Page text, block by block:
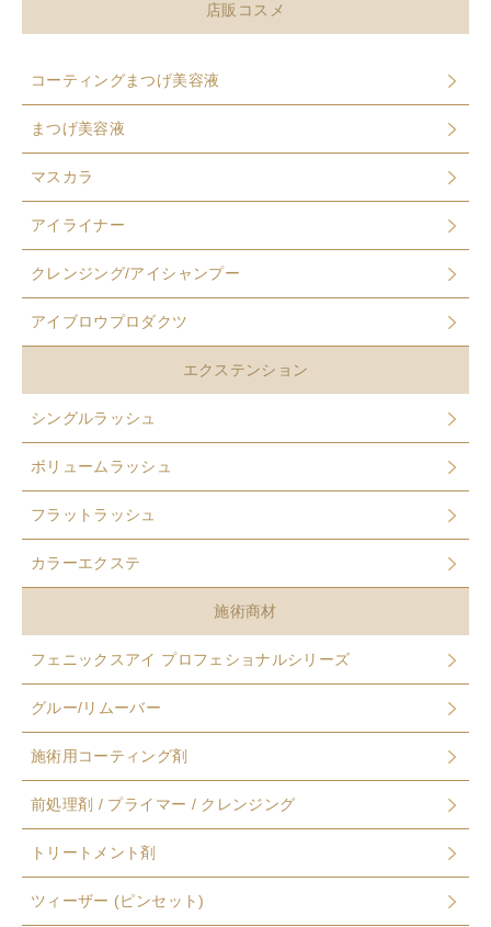
店販コスメ
コーティングまつげ美容液
まつげ美容液
マスカラ
アイライナー
クレンジング/アイシャンプー
アイブロウプロダクツ
エクステンション
シングルラッシュ
ボリュームラッシュ
フラットラッシュ
カラーエクステ
施術商材
フェニックスアイ プロフェショナルシリーズ
グルー/リムーバー
施術用コーティング剤
前処理剤 / プライマー / クレンジング
トリートメント剤
ツィーザー (ピンセット)